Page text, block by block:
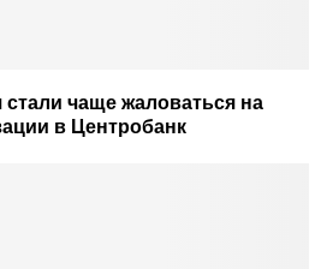
чаще жаловаться на
в Центробанк